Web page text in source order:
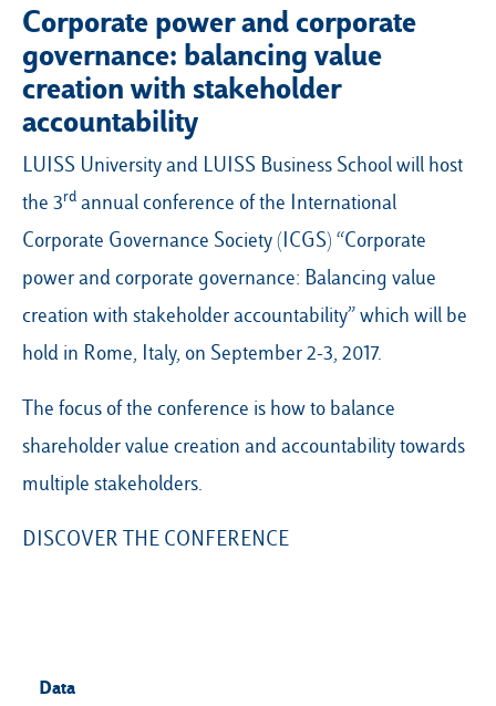
Corporate power and corporate
governance: balancing value
creation with stakeholder
accountability
LUISS University and LUISS Business School will host
the 3rd annual conference of the International
Corporate Governance Society(ICGS) “Corporate
power and corporate governance: Balancing value
creation with stakeholder accountability” which will be
hold in Rome, Italy, on September 2-3, 2017.
The focus of the conference is how to balance
shareholder value creation and accountability towards
multiple stakeholders.
DISCOVER THE CONFERENCE
Data